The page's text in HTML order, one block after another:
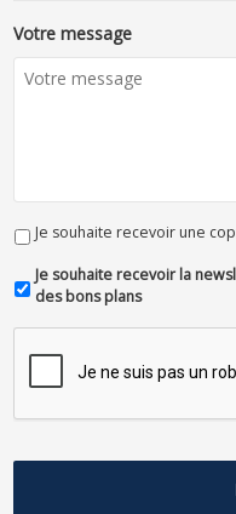
Votre message
Je souhaite recevoir une
Je souhaite recevoir la
des bons plans